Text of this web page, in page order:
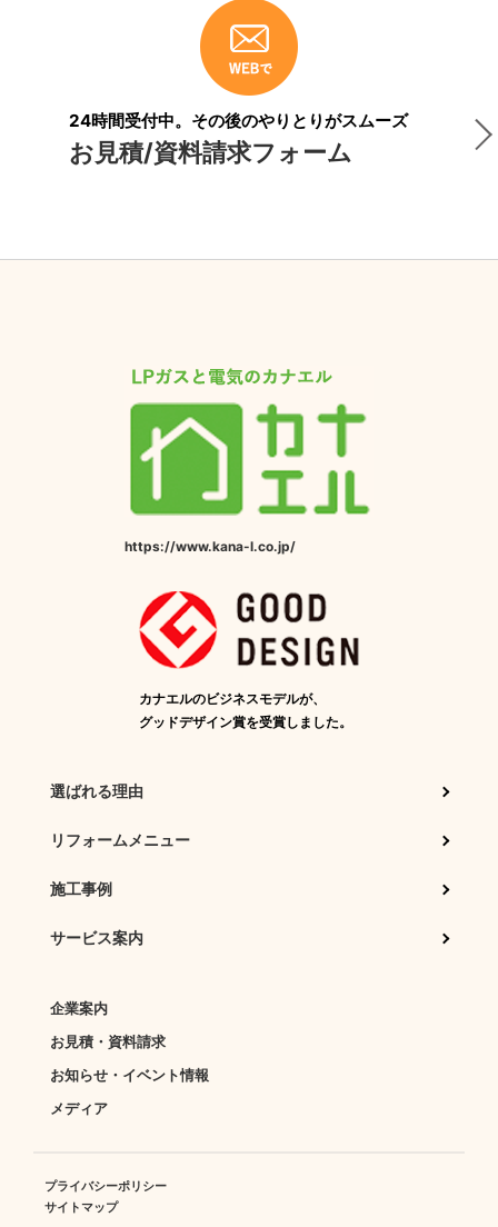
24時間受付中。その後のやりとりがスムーズ
お見積/資料請求フォーム
https://www.kana-l.co.jp/
カナエルのビジネスモデルが、
グッドデザイン賞を受賞しました。
選ばれる理由
リフォームメニュー
施工事例
サービス案内
企業案内
お見積・資料請求
お知らせ・イベント情報
メディア
プライバシーポリシー
サイトマップ